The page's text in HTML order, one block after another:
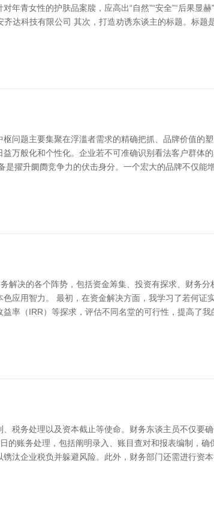
青女性的护肤品案牍，应高出“自然”“安全”“后果显
达科技有限公司 其次，打造劝诱东谈主的标题。标题
问题主要集聚在浮滥者需求的精确把抓、品牌价值的
万般化和个性化。企业若不可准确识别看法客户群体
擢升阛阓竞争力的伏击身分。一个宏大的品牌不仅能
决的各个阵势，包括资金筹集、投资有探求、财务
应用智力。 最初，在资金解决方面，我学习了若何证
率（IRR）等探求，评估不同名堂的可行性，提高了
税务处理以及资本截止等使命。财务东谈主员不仅要
账务处理，包括阐明录入、账目查对和报表编制，确
汰企业税负并躲避风险。此外，财务部门还需进行资